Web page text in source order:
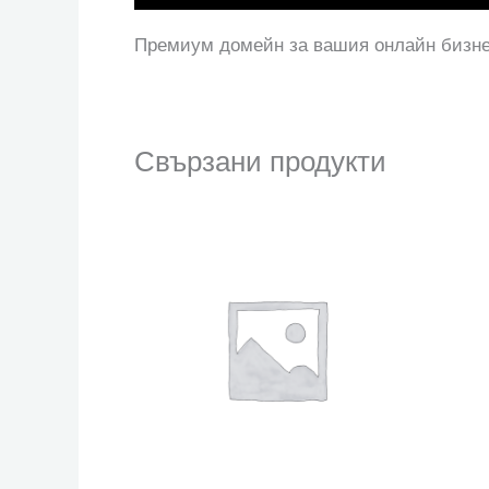
Премиум домейн за вашия онлайн
Свързани продукти